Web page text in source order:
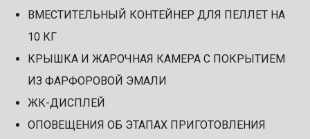
ВМЕСТИТЕЛЬНЫЙ КОНТЕЙНЕР ДЛЯ ПЕЛЛЕТ НА
10 КГ
КРЫШКА И ЖАРОЧНАЯ КАМЕРА С ПОКРЫТИЕМ
ИЗ ФАРФОРОВОЙ ЭМАЛИ
ЖК-ДИСПЛЕЙ
ОПОВЕЩЕНИЯ ОБ ЭТАПАХ ПРИГОТОВЛЕНИЯ